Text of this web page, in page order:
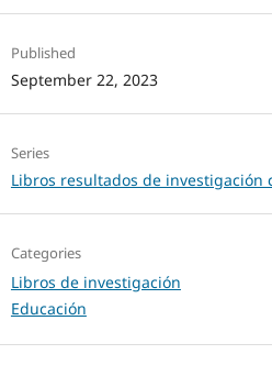
Published
September 22, 2023
Series
Libros resultados de investigación
Categories
Libros de investigación
Educación